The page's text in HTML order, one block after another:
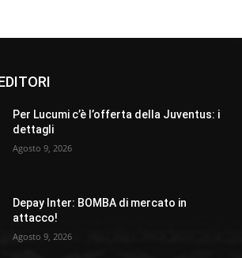
Per Lucumi c’è l’offerta della Juventus: i
dettagli
Agosto 9, 2026
Depay Inter: BOMBA di mercato in
attacco!
Agosto 9, 2026